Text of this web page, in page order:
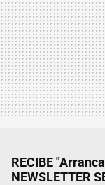
RECIBE
NEWSLETTER